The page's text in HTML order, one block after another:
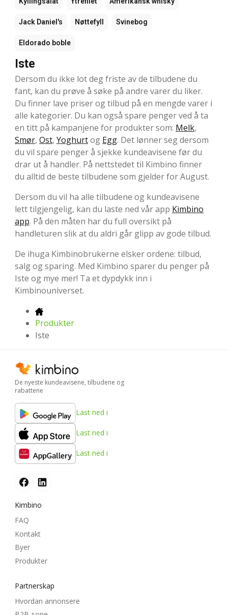
Jack Daniel's Nøttefyll Svinebog
Eldorado boble
Iste
Dersom du ikke lot deg friste av de tilbudene du
fant, kan du prøve å søke på andre varer du liker.
Du finner lave priser og tilbud på en mengde varer i
alle kategorier. Du kan også spare penger ved å ta
en titt på kampanjene for produkter som: Melk,
Smør, Ost, Yoghurtog Egg. Det lønner seg dersom
du vil spare penger å sjekke kundeavisene før du
drar ut å handler. På nettstedet til Kimbino finner
du alltid de beste tilbudene som gjelder for August.
Dersom du vil ha alle tilbudene og kundeavisene
lett tilgjengelig, kan du laste ned vår app Kimbino
app. På den måten har du full oversikt på
handleturen slik at du aldri går glipp av gode tilbud.
De ihuga Kimbinobrukerne elsker ordene: tilbud,
salg og sparing. Med Kimbino sparer du penger på
Iste og mye mer! Ta et dypdykk inn i
Kimbinouniverset.
Produkter
Iste
De nyeste kundeavisene, tilbudene og
rabattene
Last ned i
Last ned i
Last ned i
Kimbino
FAQ
Kontakt
Byer
Produkter
Partnerskap
Hvordan annonsere